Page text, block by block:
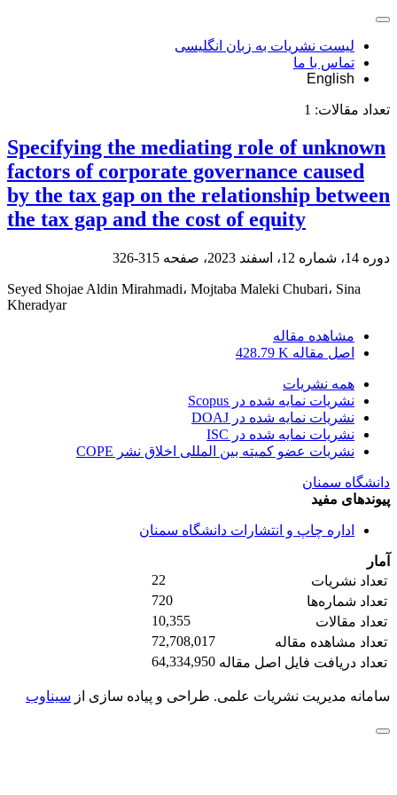
لیست نشریات به زبان انگلیسی
تماس با ما
English
تعداد مقالات: 1
Specifying the mediating role of unknown
factors of corporate governance caused
by the tax gap on the relationship between
the tax gap and the cost of equity
دوره 14، شماره 12، اسفند 2023، صفحه 315-326
Seyed Shojae Aldin Mirahmadi، Mojtaba Maleki Chubari، Sina
Kheradyar
مشاهده مقاله
اصل مقاله 428.79 K
همه نشریات
نشریات نمایه شده در Scopus
نشریات نمایه شده در DOAJ
نشریات نمایه شده در ISC
نشریات عضو کمیته بین المللی اخلاق نشر COPE
دانشگاه سمنان
پیوندهای مفید
اداره چاپ و انتشارات دانشگاه سمنان
آمار
تعداد نشریات
22
تعداد شماره‌ها
720
تعداد مقالات
10,355
تعداد مشاهده مقاله
72,708,017
تعداد دریافت فایل اصل مقاله 64,334,950
سامانه مدیریت نشریات علمی. طراحی و پیاده سازی از سیناوب